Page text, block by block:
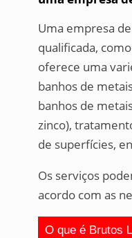
Uma empresa
qualificada,
oferece uma
banhos de
banhos de
zinco),
de superfícies,
Os serviços
acordo com as
O que é Brutos